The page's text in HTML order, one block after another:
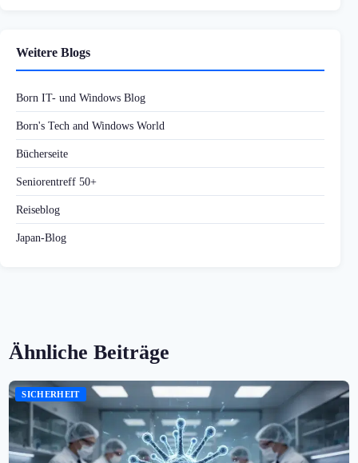
Weitere Blogs
Born IT- und Windows Blog
Born's Tech and Windows World
Bücherseite
Seniorentreff 50+
Reiseblog
Japan-Blog
Ähnliche Beiträge
SICHERHEIT